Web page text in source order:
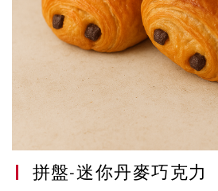
拼盤-迷你丹麥巧克力